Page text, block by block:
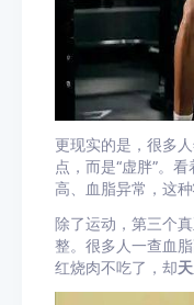
更现实的是，很多
点，而是“虚胖”。
高、血脂异常，这
除了运动，第三个
整。很多人一查血
红烧肉不吃了，却